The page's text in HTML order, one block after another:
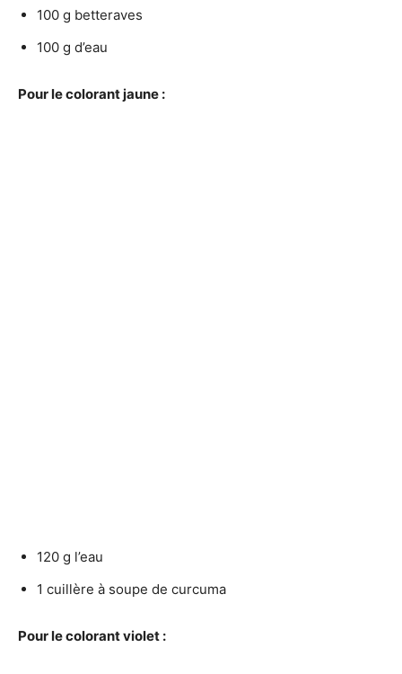
100 g betteraves
100 g d’eau
Pour le colorant jaune :
120 g l’eau
1 cuillère à soupe de curcuma
Pour le colorant violet :